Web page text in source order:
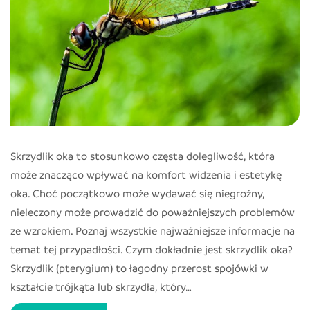
Skrzydlik oka to stosunkowo częsta dolegliwość, która
może znacząco wpływać na komfort widzenia i estetykę
oka. Choć początkowo może wydawać się niegroźny,
nieleczony może prowadzić do poważniejszych problemów
ze wzrokiem. Poznaj wszystkie najważniejsze informacje na
temat tej przypadłości. Czym dokładnie jest skrzydlik oka?
Skrzydlik (pterygium) to łagodny przerost spojówki w
kształcie trójkąta lub skrzydła, który…